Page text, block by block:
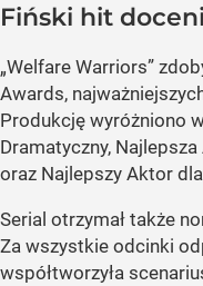
Fiński hit
„Welfare Warriors”
Awards,
Produkcję wyróżniono
Dramatyczny,
oraz Najlepszy Aktor
Serial otrzymał także
Za wszystkie odcinki
współtworzyła